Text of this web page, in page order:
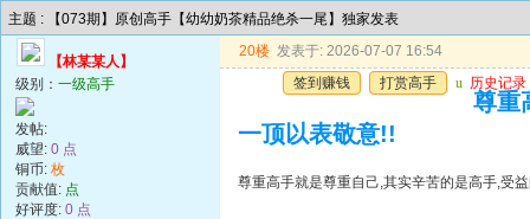
主题 : 【073期】原创高手【幼幼奶茶精品绝杀一尾】独家发表
【林某某人】
级别： 一级高手
发帖:
威望: 0 点
铜币: 枚
贡献值: 点
好评度: 0 点
20楼 发表于: 2026-07-07 16:54
签到赚钱
打赏高手 u 历史记录
尊重
一顶以表敬意!!
尊重高手就是尊重自己,其实辛苦的是高手,受